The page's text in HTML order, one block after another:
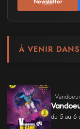
À VENIR
·
du 5 au 6